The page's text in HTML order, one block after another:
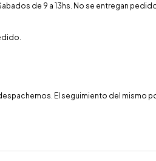
de 9 a 13hs. No se entregan
El seguimiento del mismo